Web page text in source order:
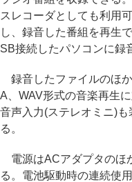
スレコーダとしても利用
し、録音した番組を再生
SB接続したパソコンに録
録音したファイルのほ
A、WAV形式の音楽再生
音声入力(ステレオミニ)
る。
電源はACアダプタのほ
る。電池駆動時の連続使